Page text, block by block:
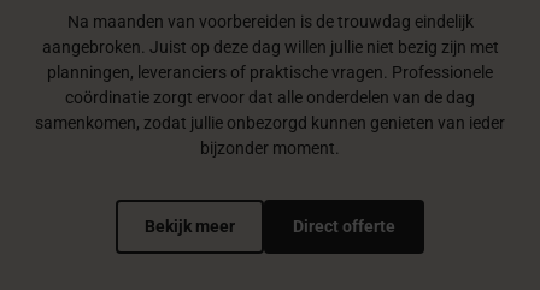
Inspiratie
Over BASMA
Na maanden van voorbereiden is de trouwdag eindelijk
aangebroken. Juist op deze dag willen jullie niet bezig zijn met
planningen, leveranciers of praktische vragen. Professionele
coördinatie zorgt ervoor dat alle onderdelen van de dag
samenkomen, zodat jullie onbezorgd kunnen genieten van ieder
bijzonder moment.
Bekijk meer Direct offerte